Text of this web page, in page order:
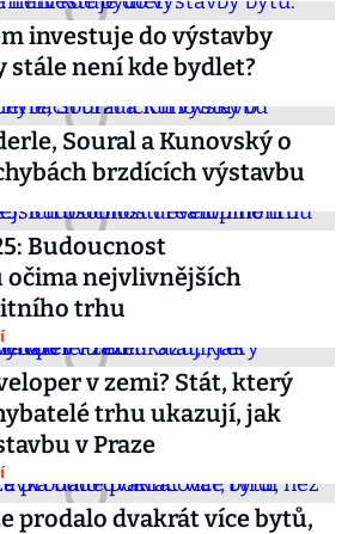
investuje do výstavby
stále není kde bydlet?
Soural a Kunovský o
brzdících výstavbu
Budoucnost
očima nejvlivnějších
trhu
v zemi? Stát, který
trhu ukazují, jak
v Praze
prodalo dvakrát více bytů,